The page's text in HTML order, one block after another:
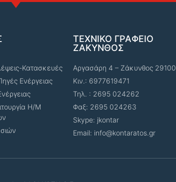
Κατασκευές
Ενέργειας
Η/Μ
ΤΕΧΝΙΚΟ ΓΡΑΦΕΙΟ
ΖΑΚΥΝΘΟΣ
Αργασάρη 4 – Ζάκυνθος 29100
Κιν.: 6977619471
Τηλ. : 2695 024262
Φαξ: 2695 024263
Skype: jkontar
Email: info@kontaratos.gr